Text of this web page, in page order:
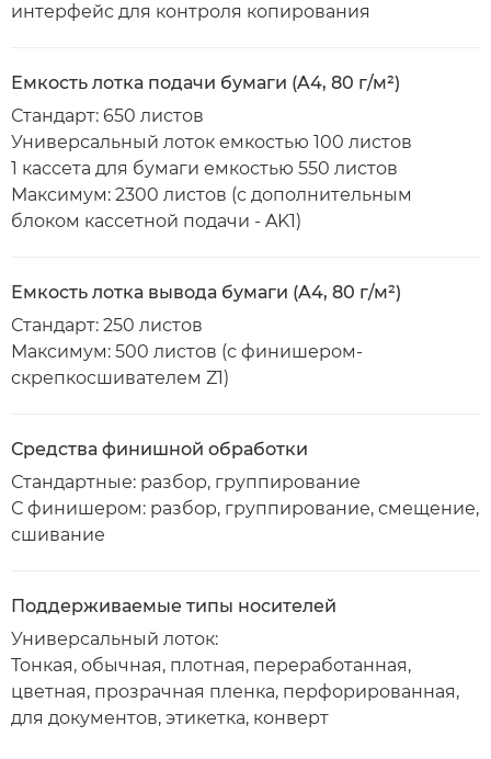
интерфейс для контроля копирования
Емкость лотка подачи бумаги (A4, 80 г/м²)
Стандарт: 650 листов
Универсальный лоток емкостью 100 листов
1 кассета для бумаги емкостью 550 листов
Максимум: 2300 листов (с дополнительным
блоком кассетной подачи - AK1)
Емкость лотка вывода бумаги (A4, 80 г/м²)
Стандарт: 250 листов
Максимум: 500 листов (с финишером-
скрепкосшивателем Z1)
Средства финишной обработки
Стандартные: разбор, группирование
С финишером: разбор, группирование, смещение,
сшивание
Поддерживаемые типы носителей
Универсальный лоток:
Тонкая, обычная, плотная, переработанная,
цветная, прозрачная пленка, перфорированная,
для документов, этикетка, конверт